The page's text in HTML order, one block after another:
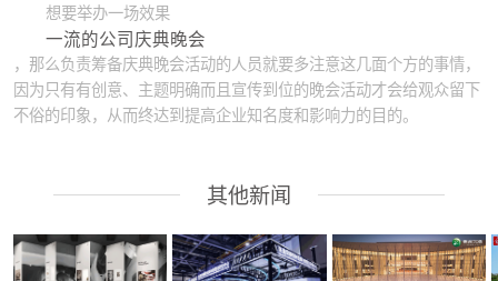
想要举办一场效果
一流的公司庆典晚会
，那么负责筹备庆典晚会活动的人员就要多注意这几面个方的事情，
因为只有有创意、主题明确而且宣传到位的晚会活动才会给观众留下
不俗的印象，从而终达到提高企业知名度和影响力的目的。
其他新闻